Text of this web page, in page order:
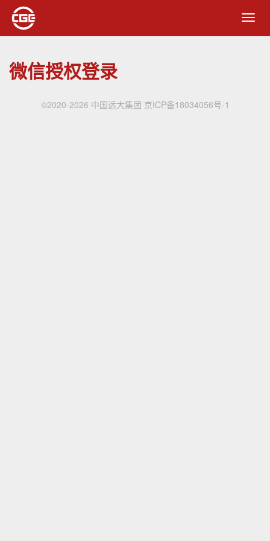
微信授权登录
©2020-2026 中国远大集团 京ICP备18034056号-1